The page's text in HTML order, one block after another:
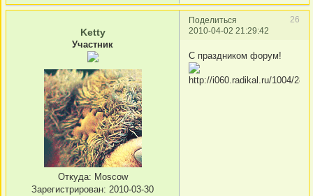
Поделиться
26
2010-04-02 21:29:42
Ketty
Участник
Откуда: Moscow
Зарегистрирован: 2010-03-30
C праздником форум!